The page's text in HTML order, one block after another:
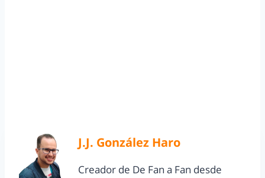
J.J. González Haro
Creador de De Fan a Fan desde